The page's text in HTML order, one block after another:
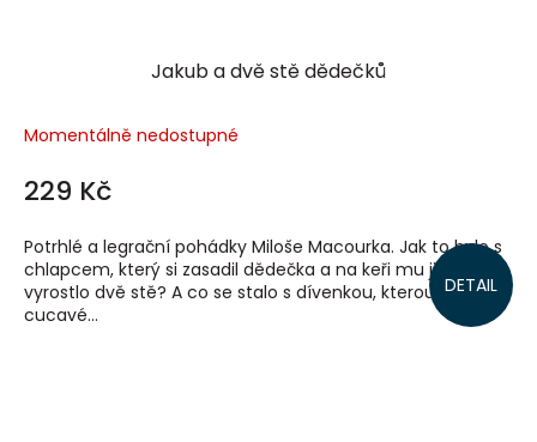
Jakub a dvě stě dědečků
Momentálně nedostupné
229 Kč
DETAIL
Potrhlé a legrační pohádky Miloše Macourka. Jak to bylo s
chlapcem, který si zasadil dědečka a na keři mu jich pak
vyrostlo dvě stě? A co se stalo s dívenkou, kterou
cucavé...